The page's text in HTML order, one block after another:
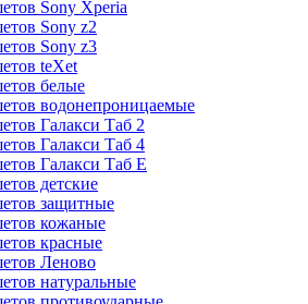
Sony Xperia
Sony z2
Sony z3
teXet
белые
водонепроницаемые
Галакси Таб 2
Галакси Таб 4
Галакси Таб E
детские
защитные
кожаные
красные
Леново
натуральные